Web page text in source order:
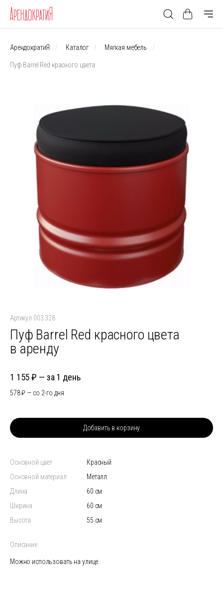
АрендократиЯ Каталог Мягкая мебель
Пуф Barrel Red красного цвета
Артикул 003.328
Пуф Barrel Red красного цвета
в аренду
1 155 за 1 день
578 со 2-го дня
Добавить в корзину
Основной цвет
красный
Основной материал
Металл
Длина
60 см
Ширина
60 см
Высота
55 см
Описание
Можно использовать на улице.